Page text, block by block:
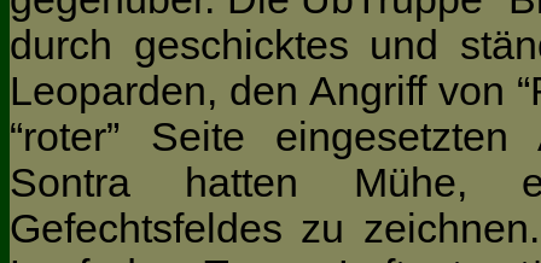
durch geschicktes und
Leoparden, den Angriff von
“roter” Seite
Sontra hatten Mühe,
Gefechtsfeldes zu